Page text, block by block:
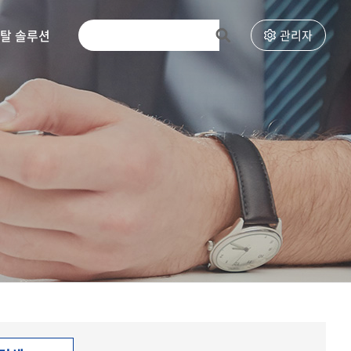
솔루션 관리자